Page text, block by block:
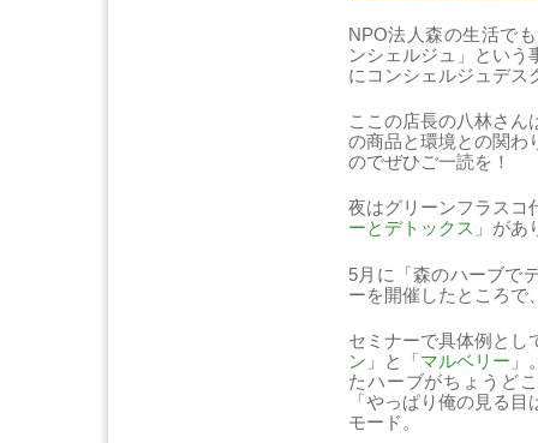
NPO法人森の生活で
ンシェルジュ」という
にコンシェルジュデス
ここの店長の八林さん
の商品と環境との関わ
のでぜひご一読を！
夜はグリーンフラスコ
ーとデトックス 」があ
5月に「森のハーブで
ーを開催したところで
セミナーで具体例とし
ン 」と「マルベリー 」
たハーブがちょうど
「やっぱり俺の見る
モード。